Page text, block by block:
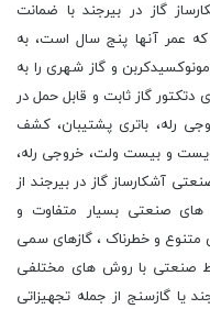
گاز در بیرجند با ضمانت
که عمر آنها پنج سال است، به
مونوکسیدکربن و گاز شهری را به
گاز ثابت و قابل حمل در
رله، باتری پشتیبان، کشف
و بیست ولت، خروجی رله،
آشکارساز گاز در بیرجند از
های صنعتی بسیار متفاوت و
و خطرناک ، گازهای سمی
صنعتی با روش های مختلفی
یا گازسنج از جمله تجهیزاتی